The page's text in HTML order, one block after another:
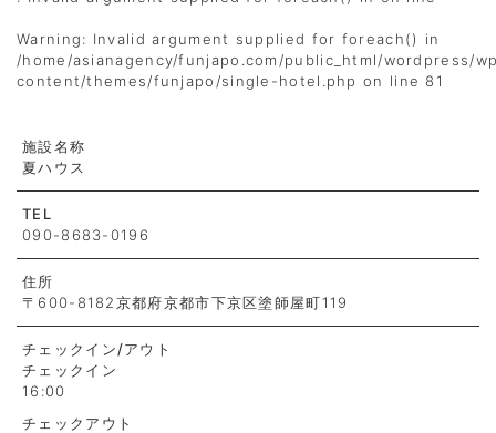
Warning: Invalid argument supplied for foreach() in
/home/asianagency/funjapo.com/public_html/wordpress/
content/themes/funjapo/single-hotel.php on line 81
施設名称
夏ハウス
TEL
090-8683-0196
住所
〒600-8182京都府京都市下京区塗師屋町119
チェックイン/アウト
チェックイン
16:00
チェックアウト